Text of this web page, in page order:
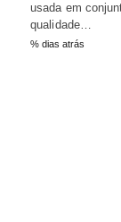
usada em
qualidade…
% dias atrás